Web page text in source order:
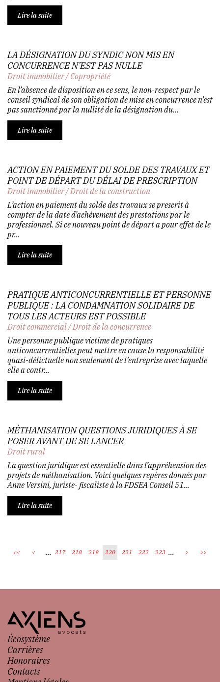
Lire la suite
LA DÉSIGNATION DU SYNDIC NON MIS EN
CONCURRENCE N’EST PAS NULLE
Droit immobilier/Copropriété
En l’absence de disposition en ce sens, le non-respect par le
conseil syndical de son obligation de mise en concurrence n’est
pas sanctionné par la nullité de la désignation du...
Lire la suite
ACTION EN PAIEMENT DU SOLDE DES TRAVAUX ET
POINT DE DÉPART DU DÉLAI DE PRESCRIPTION
Droit immobilier/Droit de la construction
L’action en paiement du solde des travaux se prescrit à
compter de la date d’achèvement des prestations par le
professionnel. Si ce nouveau point de départ a pour effet de le
pr...
Lire la suite
PRATIQUE ANTICONCURRENTIELLE ET PERSONNE
PUBLIQUE : LA CONDAMNATION SOLIDAIRE DE
TOUS LES ACTEURS EST POSSIBLE
Droit commercial/Droit de la concurrence
Une personne publique victime de pratiques
anticoncurrentielles peut mettre en cause la responsabilité
quasi-délictuelle non seulement de l'entreprise avec laquelle
elle a contr...
Lire la suite
MÉTHANISATION QUESTIONS JURIDIQUES À SE
POSER AVANT DE SE LANCER
Droit rural
La question juridique est essentielle dans l’appréhension des
projets de méthanisation. Voici quelques repères donnés par
Anne Versini, juriste- fiscaliste à la FDSEA Conseil 51...
Lire la suite
<< < ... 217 218 219 220 221 222 223 ... > >>
Écosystème
Carrières
Honoraires
Contacts